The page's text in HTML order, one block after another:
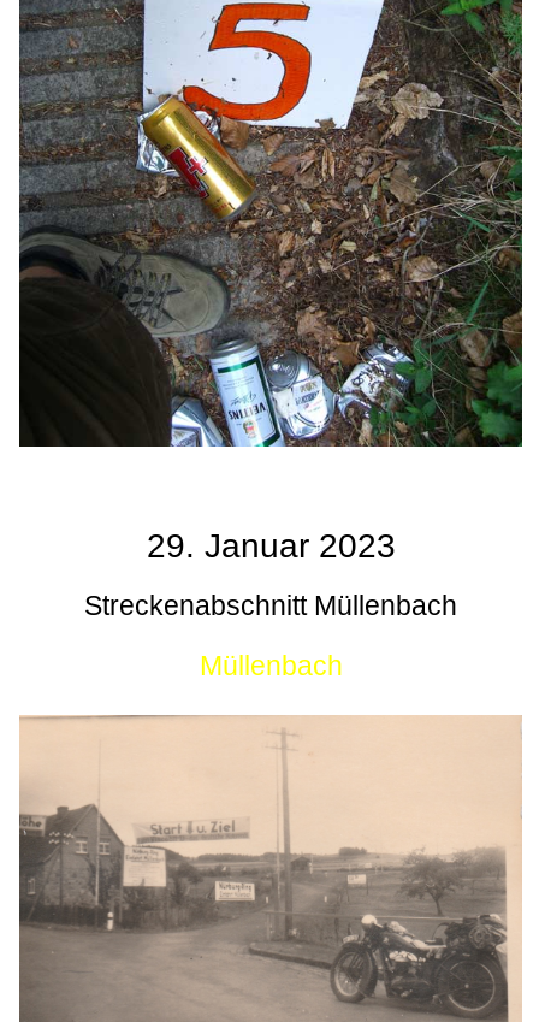
29. Januar 2023
Streckenabschnitt Müllenbach
Müllenbach